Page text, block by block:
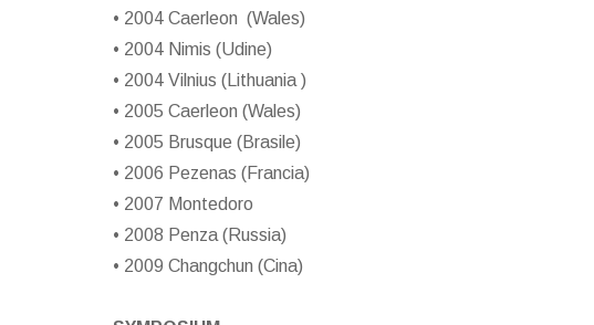
• 2004 Caerleon (Wales)
• 2004 Nimis (Udine)
• 2004 Vilnius (Lithuania )
• 2005 Caerleon (Wales)
• 2005 Brusque (Brasile)
• 2006 Pezenas (Francia)
• 2007 Montedoro
• 2008 Penza (Russia)
• 2009 Changchun (Cina)